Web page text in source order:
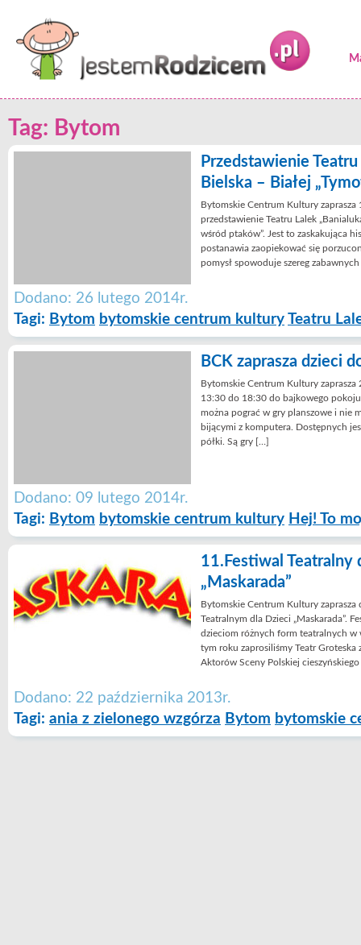
Tag: Bytom
Przedstawienie
Bielska – Białej
Bytomskie Centrum Kultury
przedstawienie Teatru Lalek
wśród ptaków”. Jest to zaskakująca
postanawia zaopiekować się
pomysł spowoduje szereg
Dodano: 26 lutego 2014r.
Tagi: Bytom bytomskie centrum kultury Teatru
BCK zaprasza dzieci
Bytomskie Centrum Kultury
13:30 do 18:30 do bajkowego pokoju
można pograć w gry planszowe i nie
bijącymi z komputera. Dostępnych
półki. Są gry […]
Dodano: 09 lutego 2014r.
Tagi: Bytom bytomskie centrum kultury Hej! To
11.Festiwal Teatralny
„Maskarada”
Bytomskie Centrum Kultury zaprasza
Teatralnym dla Dzieci „Maskarada”.
dzieciom różnych form teatralnych
tym roku zaprosiliśmy Teatr Groteska
Aktorów Sceny Polskiej
Dodano: 22 października 2013r.
Tagi: ania z zielonego wzgórza Bytom bytomskie